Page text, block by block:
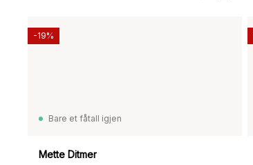
Bare et fåtall igjen
Mette Ditmer
-19%